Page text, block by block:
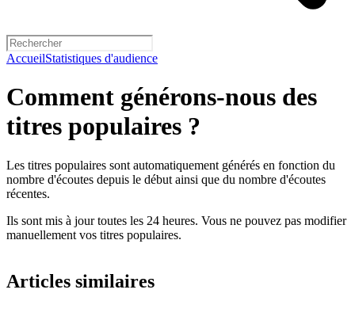
AccueilStatistiques d'audience
Comment générons-nous des
titres populaires ?
Les titres populaires sont automatiquement générés en fonction du
nombre d'écoutes depuis le début ainsi que du nombre d'écoutes
récentes.
Ils sont mis à jour toutes les 24 heures. Vous ne pouvez pas modifier
manuellement vos titres populaires.
Articles similaires